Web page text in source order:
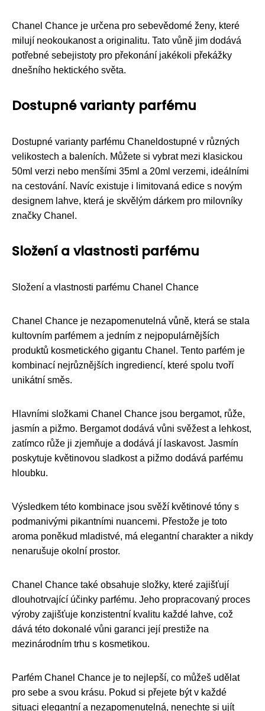
Chanel Chance je určena pro sebevědomé ženy, které
milují neokoukanost a originalitu. Tato vůně jim dodává
potřebné sebejistoty pro překonání jakékoli překážky
dnešního hektického světa.
Dostupné varianty parfému
Dostupné varianty parfému Chaneldostupné v různých
velikostech a baleních. Můžete si vybrat mezi klasickou
50ml verzi nebo menšími 35ml a 20ml verzemi, ideálními
na cestování. Navíc existuje i limitovaná edice s novým
designem lahve, která je skvělým dárkem pro milovníky
značky Chanel.
Složení a vlastnosti parfému
Složení a vlastnosti parfému Chanel Chance
Chanel Chance je nezapomenutelná vůně, která se stala
kultovním parfémem a jedním z nejpopulárnějších
produktů kosmetického gigantu Chanel. Tento parfém je
kombinací nejrůznějších ingrediencí, které spolu tvoří
unikátní směs.
Hlavními složkami Chanel Chance jsou bergamot, růže,
jasmín a pižmo. Bergamot dodává vůni svěžest a lehkost,
zatímco růže ji zjemňuje a dodává jí laskavost. Jasmín
poskytuje květinovou sladkost a pižmo dodává parfému
hloubku.
Výsledkem této kombinace jsou svěží květinové tóny s
podmanivými pikantními nuancemi. Přestože je toto
aroma poněkud mladistvé, má elegantní charakter a nikdy
nenarušuje okolní prostor.
Chanel Chance také obsahuje složky, které zajišťují
dlouhotrvající účinky parfému. Jeho propracovaný proces
výroby zajišťuje konzistentní kvalitu každé lahve, což
dává této dokonalé vůni garanci její prestiže na
mezinárodním trhu s kosmetikou.
Parfém Chanel Chance je to nejlepší, co můžeš udělat
pro sebe a svou krásu. Pokud si přejete být v každé
situaci elegantní a nezapomenutelná, nenechte si ujít